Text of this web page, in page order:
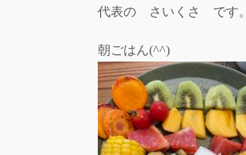
代表の さいくさ です。
朝ごはん(^^)